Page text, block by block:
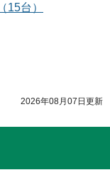
（15台）
2026年08月07日更新